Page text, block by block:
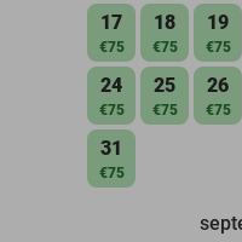
17
€75
18
€75
19
€75
24
€75
25
€75
26
€75
31
€75